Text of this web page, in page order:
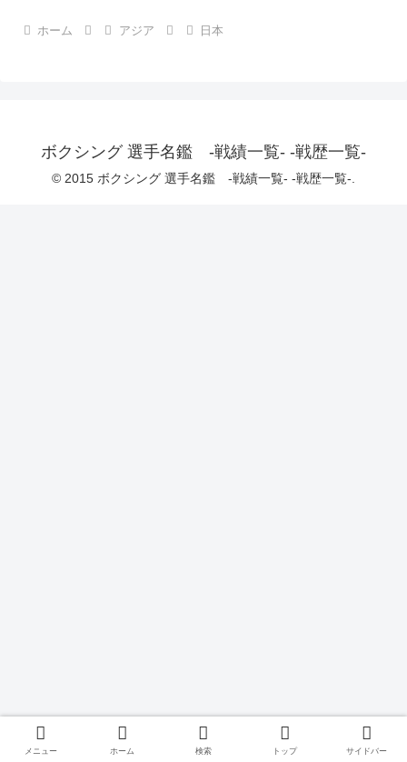
ホーム アジア 日本
ボクシング 選手名鑑 -戦績一覧- -戦歴一覧-
© 2015 ボクシング 選手名鑑 -戦績一覧- -戦歴一覧-.
メニュー ホーム 検索 トップ サイドバー